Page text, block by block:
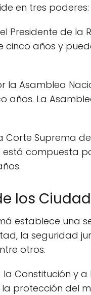
en tres
Presidente de
años y
la Asamblea
La
Corte Suprema
está compuesta
los
establece una
la seguridad
otros.
Constitución y
protección del